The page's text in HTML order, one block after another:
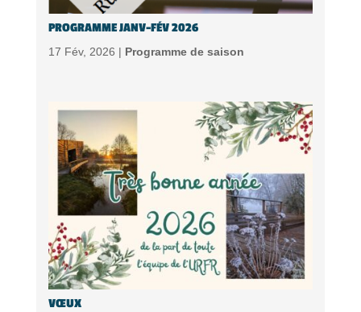
PROGRAMME JANV-FÉV 2026
17 Fév, 2026 | Programme de saison
VŒUX